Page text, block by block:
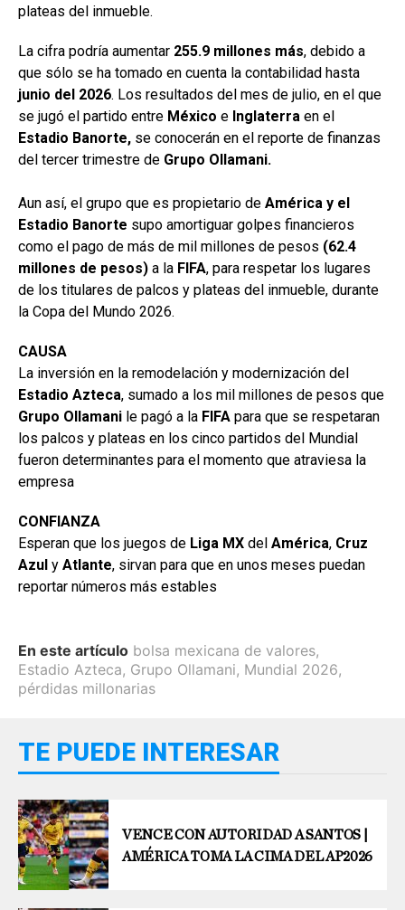
plateas del inmueble.
La cifra podría aumentar 255.9 millones más, debido a
que sólo se ha tomado en cuenta la contabilidad hasta
junio del 2026. Los resultados del mes de julio, en el que
se jugó el partido entre México e Inglaterra en el
Estadio Banorte, se conocerán en el reporte de finanzas
del tercer trimestre de Grupo Ollamani.
Aun así, el grupo que es propietario de América y el
Estadio Banorte supo amortiguar golpes financieros
como el pago de más de mil millones de pesos (62.4
millones de pesos) a la FIFA, para respetar los lugares
de los titulares de palcos y plateas del inmueble, durante
la Copa del Mundo 2026.
CAUSA
La inversión en la remodelación y modernización del
Estadio Azteca, sumado a los mil millones de pesos que
Grupo Ollamani le pagó a la FIFA para que se respetaran
los palcos y plateas en los cinco partidos del Mundial
fueron determinantes para el momento que atraviesa la
empresa
CONFIANZA
Esperan que los juegos de Liga MX del América, Cruz
Azul y Atlante, sirvan para que en unos meses puedan
reportar números más estables
En este artículo bolsa mexicana de valores,
Estadio Azteca, Grupo Ollamani, Mundial 2026,
pérdidas millonarias
TE PUEDE INTERESAR
VENCE CON AUTORIDAD A SANTOS |
AMÉRICA TOMA LA CIMA DEL AP2026